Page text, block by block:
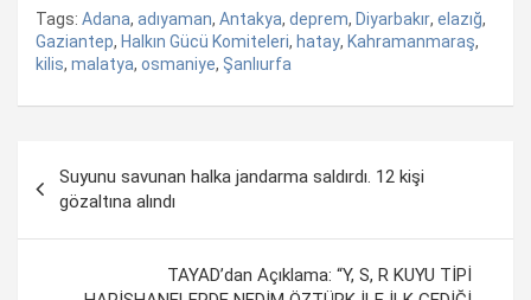
Tags: Adana, adıyaman, Antakya, deprem, Diyarbakır, elazığ,
Gaziantep, Halkın Gücü Komiteleri, hatay, Kahramanmaraş,
kilis, malatya, osmaniye, Şanlıurfa
dolaşımı
Suyunu savunan halka jandarma saldırdı. 12 kişi
gözaltına alındı
TAYAD’dan Açıklama: “Y, S, R KUYU TİPİ